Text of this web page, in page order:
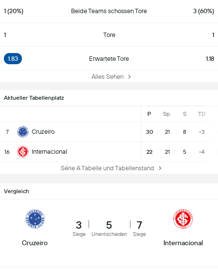
1 (20%) Beide Teams schossen Tore 3 (60%)
1 Tore 1
1.83 Erwartete Tore 1.18
Alles Sehen
Aktueller Tabellenplatz
P Sp. S TD
7 Cruzeiro 30 21 8 -3
16 Internacional 22 21 5 -4
Série A Tabelle und Tabellenstand
Vergleich
Cruzeiro
3
Siege
5
Unentschieden
7
Siege
Internacional